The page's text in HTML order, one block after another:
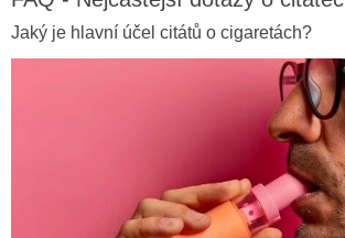
Jaký je hlavní účel citátů o cigaretách?